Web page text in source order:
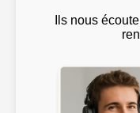
Ils nous